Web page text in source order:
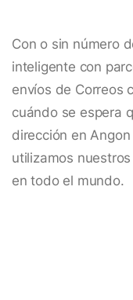
Con o sin número
inteligente con
envíos de Correos
cuándo se espera
dirección en
utilizamos
en todo el mundo.